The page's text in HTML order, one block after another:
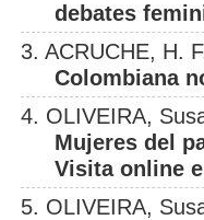
debates
3. ACRUCHE, H.
Colombiana
4. OLIVEIRA,
Mujeres del
Visita online
5. OLIVEIRA,